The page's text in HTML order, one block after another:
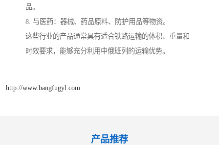
品。
8. 与医药：器械、药品原料、防护用品等物资。
这些行业的产品通常具有适合铁路运输的体积、重量和
时效要求，能够充分利用中俄班列的运输优势。
http://www.bangfugyl.com
产品推荐